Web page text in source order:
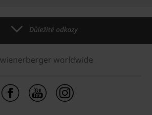
Důležité odkazy
wienerberger worldwide